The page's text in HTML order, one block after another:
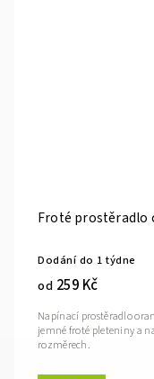
Froté prostěradlo
Dodání do 1 týdne
od 259 Kč
Napínací prostěradlo
jemné froté pleteniny a
rozměrech.